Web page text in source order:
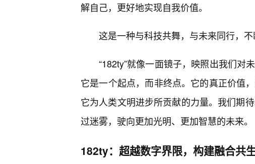
解自己，更好地实现自我价值。
这是一种与科技共舞，与未来同行，不
“182ty”就像一面镜子，映照出我们对
它是一个起点，而非终点。它的真正价值
它为人类文明进步所贡献的力量。我们期
过迷雾，驶向更加光明、更加智慧的未来。
182ty：超越数字界限，构建融合共